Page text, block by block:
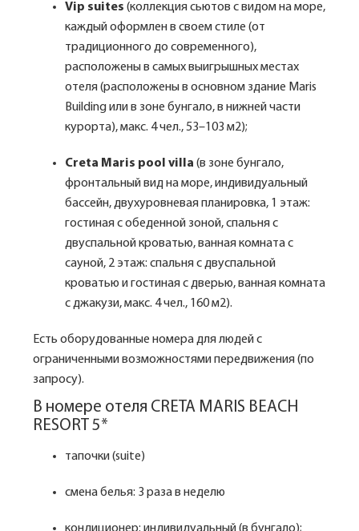
Vip suites (коллекция сьютов с видом на море,
каждый оформлен в своем стиле (от
традиционного до современного),
расположены в самых выигрышных местах
отеля (расположены в основном здание Maris
Building или в зоне бунгало, в нижней части
курорта), макс. 4 чел., 53–103 м2);
Creta Maris pool villa (в зоне бунгало,
фронтальный вид на море, индивидуальный
бассейн, двухуровневая планировка, 1 этаж:
гостиная с обеденной зоной, спальня с
двуспальной кроватью, ванная комната с
сауной, 2 этаж: спальня с двуспальной
кроватью и гостиная с дверью, ванная комната
с джакузи, макс. 4 чел., 160 м2).
Есть оборудованные номера для людей с
ограниченными возможностями передвижения (по
запросу).
В номере отеля CRETA MARIS BEACH
RESORT 5*
тапочки (suite)
смена белья: 3 раза в неделю